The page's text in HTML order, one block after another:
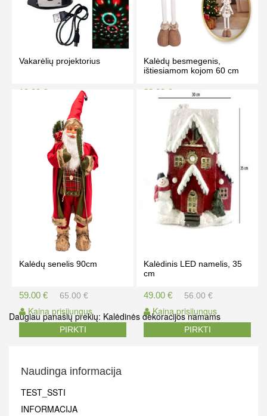
Vakarėlių projektorius
19.00 €
Kaina prisijungus
23.00 €
PIRKTI
Kalėdų besmegenis,
ištiesiamom kojom 60 cm
22.00 €
Kaina prisijungus
24.50 €
PIRKTI
Kalėdų senelis 90cm
59.00 €
Kaina prisijungus
65.00 €
PIRKTI
Kalėdinis LED namelis, 35
cm
49.00 €
Kaina prisijungus
56.00 €
PIRKTI
Daugiau panašių prekių: Kalėdinės dekoracijos namams
Naudinga informacija
TEST_SSTI
INFORMACIJA